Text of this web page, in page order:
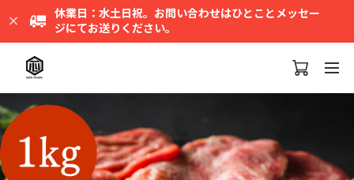
休業日：水土日祝。お問い合わせはひとことメッセー
ジにてお送りください。